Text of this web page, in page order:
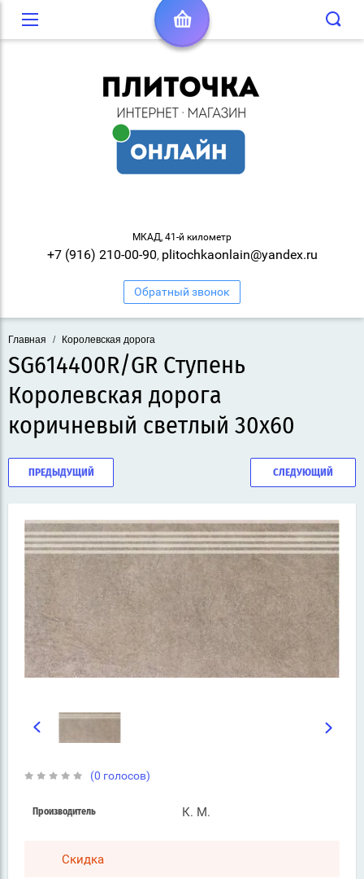
МКАД, 41-й километр
+7 (916) 210-00-90, plitochkaonlain@yandex.ru
Обратный звонок
Главная / Королевская дорога
SG614400R/GR Ступень
Королевская дорога
коричневый светлый 30x60
ПРЕДЫДУЩИЙ СЛЕДУЮЩИЙ
(0 голосов)
Производитель К. М.
Скидка